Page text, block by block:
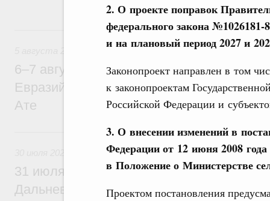
2. О проекте поправок
федерального закона
и на плановый период 2027 и
Законопроект направлен в том
к законопроектам
Российской Федерации и
3. О внесении изменений в
Федерации от 12 июня 2008
в Положение о Министерстве
Проектом постановления
5 августа, среда
6–7 августа Михаил Мишустин примет
Евразийского межправительственного
Ате
30 июля, четверг
31 июля Михаил Мишустин совершит
Дальневосточный федеральный округ